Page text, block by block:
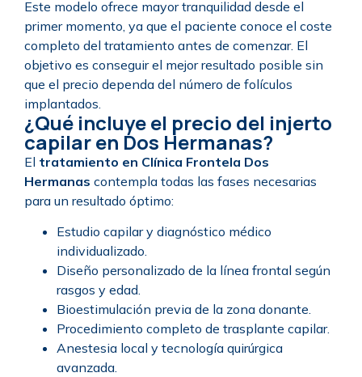
Este modelo ofrece mayor tranquilidad desde el
primer momento, ya que el paciente conoce el coste
completo del tratamiento antes de comenzar. El
objetivo es conseguir el mejor resultado posible sin
que el precio dependa del número de folículos
implantados.
¿Qué incluye el precio del injerto
capilar en Dos Hermanas?
El tratamiento en Clínica Frontela Dos
Hermanas contempla todas las fases necesarias
para un resultado óptimo:
Estudio capilar y diagnóstico médico
individualizado.
Diseño personalizado de la línea frontal según
rasgos y edad.
Bioestimulación previa de la zona donante.
Procedimiento completo de trasplante capilar.
Anestesia local y tecnología quirúrgica
avanzada.